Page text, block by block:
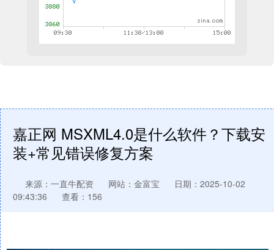
嘉正网 MSXML4.0是什么软件？下载安
装+常见错误修复方案
来源：一直牛配资 网站：金富宝
日期：2025-10-02
09:43:36
查看：156